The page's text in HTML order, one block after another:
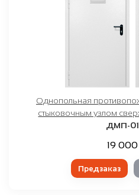
Однопольная
стыковочным узлом
ДМП-
19 000
Предзаказ